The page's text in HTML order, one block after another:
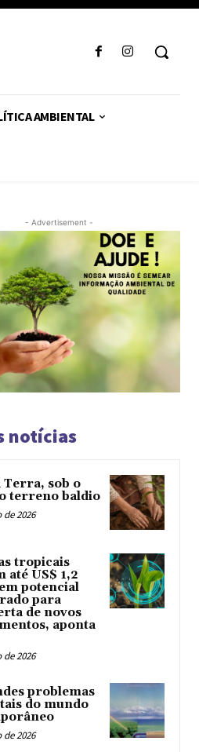
AMBIENTAL
- Advertisement -
notícias
Terra, sob o
terreno baldio
de 2026
tropicais
até US$ 1,2
potencial
para
de novos
aponta
2026
problemas
do mundo
de 2026